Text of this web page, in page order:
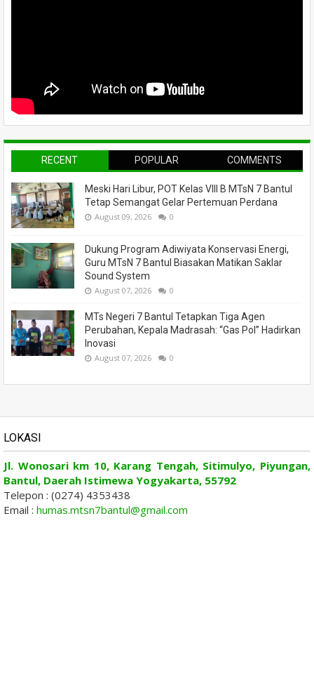
RECENT POPULAR COMMENTS
Meski Hari Libur, POT Kelas VIII B MTsN 7 Bantul
Tetap Semangat Gelar Pertemuan Perdana
August 09, 2026 0
Dukung Program Adiwiyata Konservasi Energi,
Guru MTsN 7 Bantul Biasakan Matikan Saklar
Sound System
August 07, 2026 0
MTs Negeri 7 Bantul Tetapkan Tiga Agen
Perubahan, Kepala Madrasah: “Gas Pol” Hadirkan
Inovasi
August 07, 2026 0
LOKASI
Jl. Wonosari km 10, Karang Tengah, Sitimulyo, Piyungan,
Bantul, Daerah Istimewa Yogyakarta, 55792
Telepon : (0274) 4353438
Email : humas.mtsn7bantul@gmail.com